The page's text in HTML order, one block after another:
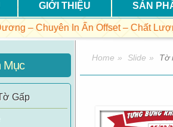
GIỚI THIỆU SẢN
In Ấn Offset – Chất Lượng Cao
Home »
» Slide Tờ
Mục
Gấp